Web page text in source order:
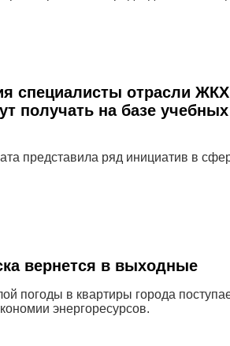
специалисты отрасли
получать на базе учебных
представила ряд инициатив в
вернется в выходные
погоды в квартиры города
энергоресурсов.